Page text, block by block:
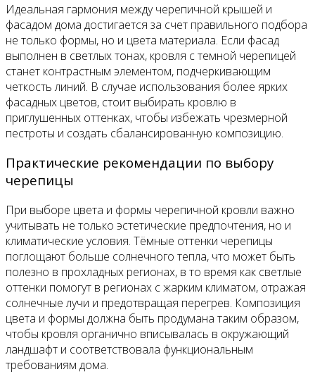
Идеальная гармония между черепичной крышей и
фасадом дома достигается за счет правильного подбора
не только формы, но и цвета материала. Если фасад
выполнен в светлых тонах, кровля с темной черепицей
станет контрастным элементом, подчеркивающим
четкость линий. В случае использования более ярких
фасадных цветов, стоит выбирать кровлю в
приглушенных оттенках, чтобы избежать чрезмерной
пестроты и создать сбалансированную композицию.
Практические рекомендации по выбору
черепицы
При выборе цвета и формы черепичной кровли важно
учитывать не только эстетические предпочтения, но и
климатические условия. Тёмные оттенки черепицы
поглощают больше солнечного тепла, что может быть
полезно в прохладных регионах, в то время как светлые
оттенки помогут в регионах с жарким климатом, отражая
солнечные лучи и предотвращая перегрев. Композиция
цвета и формы должна быть продумана таким образом,
чтобы кровля органично вписывалась в окружающий
ландшафт и соответствовала функциональным
требованиям дома.